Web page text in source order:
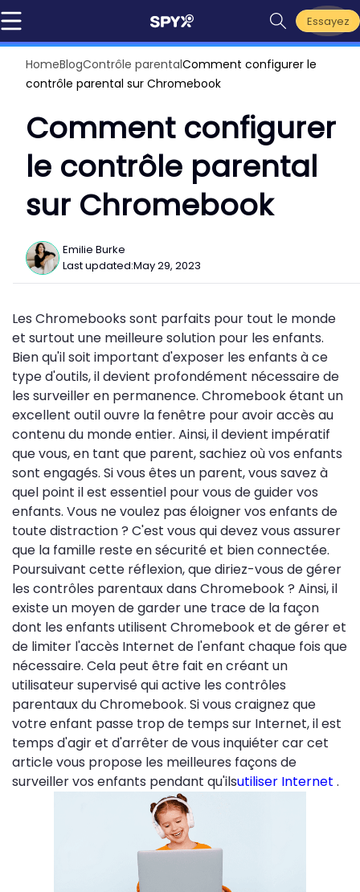
Essayez
HomeBlogContrôle parentalComment configurer le
contrôle parental sur Chromebook
Comment configurer
le contrôle parental
sur Chromebook
Emilie Burke
Last updated:May 29, 2023
Les Chromebooks sont parfaits pour tout le monde
et surtout une meilleure solution pour les enfants.
Bien qu'il soit important d'exposer les enfants à ce
type d'outils, il devient profondément nécessaire de
les surveiller en permanence. Chromebook étant un
excellent outil ouvre la fenêtre pour avoir accès au
contenu du monde entier. Ainsi, il devient impératif
que vous, en tant que parent, sachiez où vos enfants
sont engagés. Si vous êtes un parent, vous savez à
quel point il est essentiel pour vous de guider vos
enfants. Vous ne voulez pas éloigner vos enfants de
toute distraction ? C'est vous qui devez vous assurer
que la famille reste en sécurité et bien connectée.
Poursuivant cette réflexion, que diriez-vous de gérer
les contrôles parentaux dans Chromebook ? Ainsi, il
existe un moyen de garder une trace de la façon
dont les enfants utilisent Chromebook et de gérer et
de limiter l'accès Internet de l'enfant chaque fois que
nécessaire. Cela peut être fait en créant un
utilisateur supervisé qui active les contrôles
parentaux du Chromebook. Si vous craignez que
votre enfant passe trop de temps sur Internet, il est
temps d'agir et d'arrêter de vous inquiéter car cet
article vous propose les meilleures façons de
surveiller vos enfants pendant qu'ilsutiliser Internet .